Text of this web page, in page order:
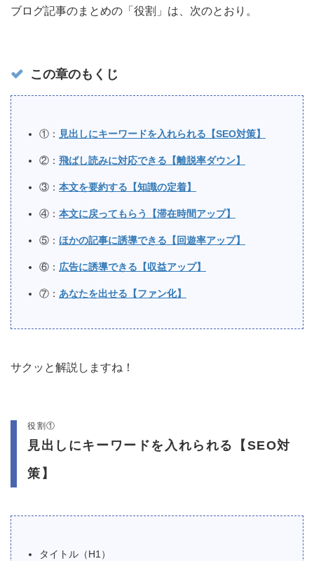
ブログ記事のまとめの「役割」は、次のとおり。
この章のもくじ
①： 見出しにキーワードを入れられる【SEO対策】
②： 飛ばし読みに対応できる【離脱率ダウン】
③： 本文を要約する【知識の定着】
④： 本文に戻ってもらう【滞在時間アップ】
⑤： ほかの記事に誘導できる【回遊率アップ】
⑥： 広告に誘導できる【収益アップ】
⑦： あなたを出せる【ファン化】
サクッと解説しますね！
役割①
見出しにキーワードを入れられる【SEO対
策】
タイトル（H1）